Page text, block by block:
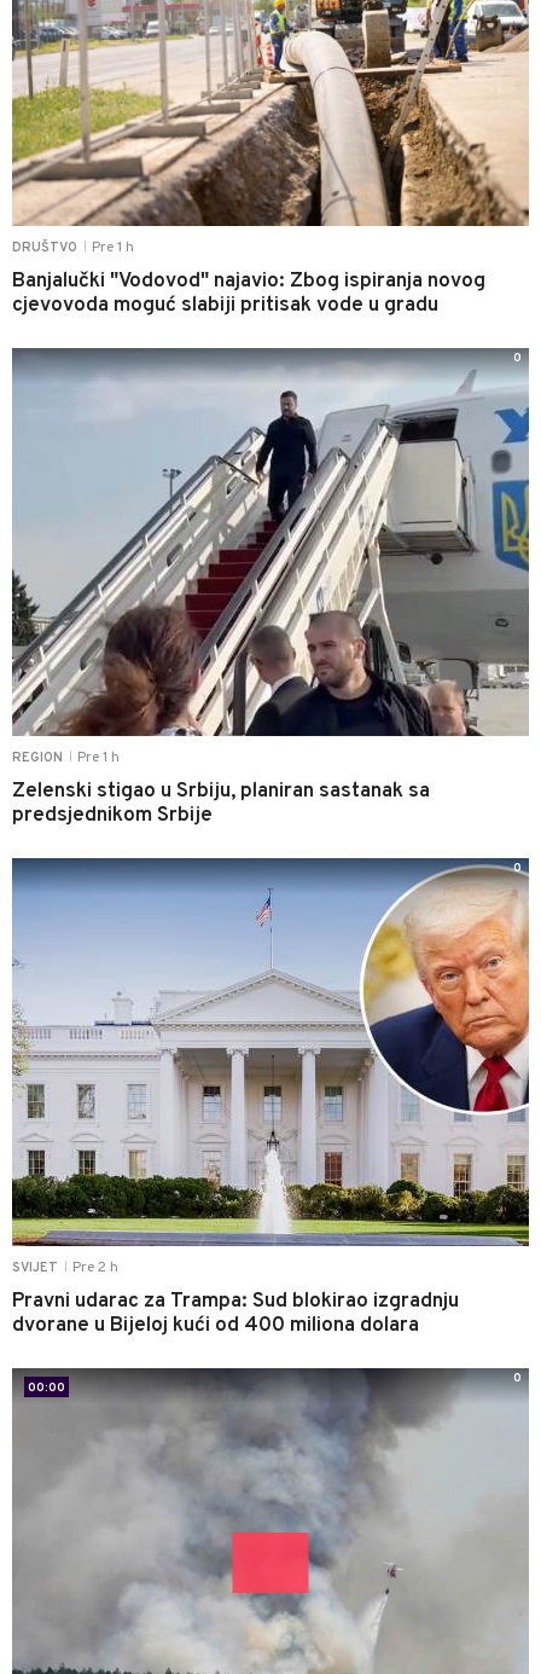
DRUŠTVO Pre 1 h
Banjalučki "Vodovod" najavio: Zbog ispiranja novog
cjevovoda moguć slabiji pritisak vode u gradu
REGION Pre 1 h
Zelenski stigao u Srbiju, planiran sastanak sa
predsjednikom Srbije
0
SVIJET Pre 2 h
Pravni udarac za Trampa: Sud blokirao izgradnju
dvorane u Bijeloj kući od 400 miliona dolara
0
00:00
0